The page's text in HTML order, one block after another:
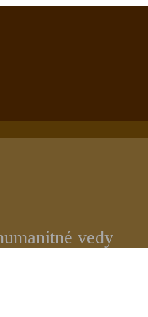
vedy